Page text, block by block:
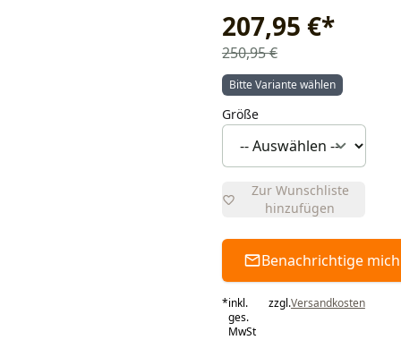
207,95 €*
250,95 €
Bitte Variante wählen
Größe
Zur Wunschliste
hinzufügen
Benachrichtige mich
*inkl.
ges.
MwSt
zzgl.Versandkosten